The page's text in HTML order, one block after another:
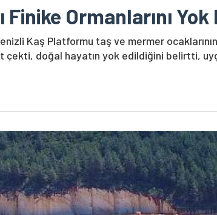
Finike Ormanlarını
Kaş Platformu taş ve mermer
çekti, doğal hayatın yok edildiğini belirtti,